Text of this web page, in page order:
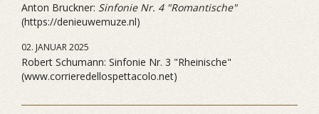
Anton Bruckner: Sinfonie Nr. 4 "Romantische"
(https://denieuwemuze.nl)
02. JANUAR 2025
Robert Schumann: Sinfonie Nr. 3 "Rheinische"
(www.corrieredellospettacolo.net)